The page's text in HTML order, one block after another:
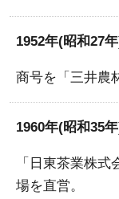
1952年(昭和27
商号を「三井農
1960年(昭和35
「日東茶業株
場を直営。